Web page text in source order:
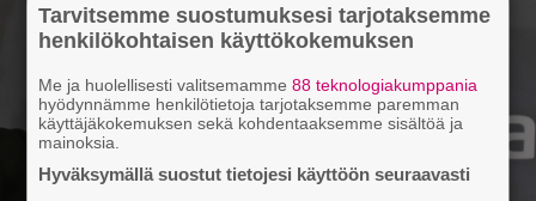
Tarvitsemme suostumuksesi tarjotaksemme
henkilökohtaisen käyttökokemuksen
Me ja huolellisesti valitsemamme88 teknologiakumppania
hyödynnämme henkilötietoja tarjotaksemme paremman
käyttäjäkokemuksen sekä kohdentaaksemme sisältöä ja
mainoksia.
Hyväksymällä suostut tietojesi käyttöön seuraavasti